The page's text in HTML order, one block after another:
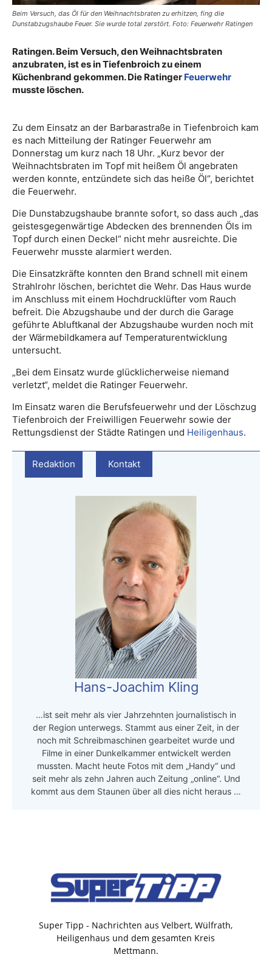
Beim Versuch, das Öl für den Weihnachtsbraten zu erhitzen, fing die
Dunstabzugshaube Feuer. Sie wurde total zerstört. Foto: Feuerwehr Ratingen
Ratingen. Beim Versuch, den Weihnachtsbraten
anzubraten, ist es in Tiefenbroich zu einem
Küchenbrand gekommen. Die Ratinger Feuerwehr
musste löschen.
Zu dem Einsatz an der Barbarastraße in Tiefenbroich kam
es nach Mitteilung der Ratinger Feuerwehr am
Donnerstag um kurz nach 18 Uhr. „Kurz bevor der
Weihnachtsbraten im Topf mit heißem Öl angebraten
werden konnte, entzündete sich das heiße Öl“, berichtet
die Feuerwehr.
Die Dunstabzugshaube brannte sofort, so dass auch „das
geistesgegenwärtige Abdecken des brennenden Öls im
Topf durch einen Deckel“ nicht mehr ausreichte. Die
Feuerwehr musste alarmiert werden.
Die Einsatzkräfte konnten den Brand schnell mit einem
Strahlrohr löschen, berichtet die Wehr. Das Haus wurde
im Anschluss mit einem Hochdrucklüfter vom Rauch
befreit. Die Abzugshaube und der durch die Garage
geführte Abluftkanal der Abzugshaube wurden noch mit
der Wärmebildkamera auf Temperaturentwicklung
untersucht.
„Bei dem Einsatz wurde glücklicherweise niemand
verletzt“, meldet die Ratinger Feuerwehr.
Im Einsatz waren die Berufsfeuerwehr und der Löschzug
Tiefenbroich der Freiwilligen Feuerwehr sowie der
Rettungsdienst der Städte Ratingen und Heiligenhaus.
Redaktion Kontakt
Hans-Joachim Kling
…ist seit mehr als vier Jahrzehnten journalistisch in
der Region unterwegs. Stammt aus einer Zeit, in der
noch mit Schreibmaschinen gearbeitet wurde und
Filme in einer Dunkelkammer entwickelt werden
mussten. Macht heute Fotos mit dem „Handy“ und
seit mehr als zehn Jahren auch Zeitung „online“. Und
kommt aus dem Staunen über all dies nicht heraus …
Super Tipp - Nachrichten aus Velbert, Wülfrath,
Heiligenhaus und dem gesamten Kreis
Mettmann.